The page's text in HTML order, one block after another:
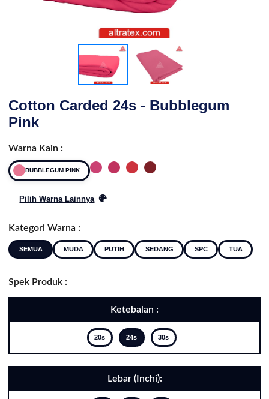
Cotton Carded 24s - Bubblegum
Pink
Warna Kain :
BUBBLEGUM PINK
Pilih Warna Lainnya
Kategori Warna :
SEMUA MUDA PUTIH SEDANG SPC TUA
Spek Produk :
Ketebalan :
20s 24s 30s
Lebar (Inchi):